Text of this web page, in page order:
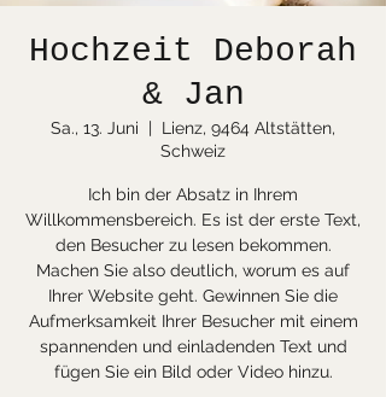
Hochzeit Deborah
& Jan
Sa., 13. Juni
  |
Lienz, 9464 Altstätten,
Schweiz
Ich bin der Absatz in Ihrem
Willkommensbereich. Es ist der erste Text,
den Besucher zu lesen bekommen.
Machen Sie also deutlich, worum es auf
Ihrer Website geht. Gewinnen Sie die
Aufmerksamkeit Ihrer Besucher mit einem
spannenden und einladenden Text und
fügen Sie ein Bild oder Video hinzu.